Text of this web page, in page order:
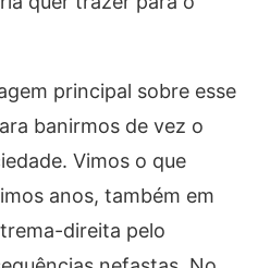
principal sobre esse
banirmos de vez o
Vimos o que
anos, também em
direita pelo